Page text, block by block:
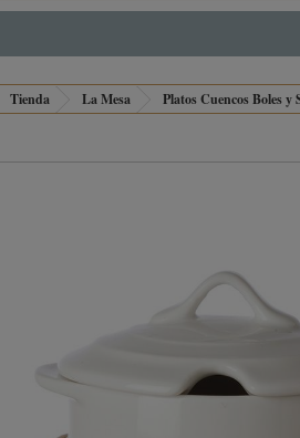
Tienda La Mesa Platos Cuencos Boles